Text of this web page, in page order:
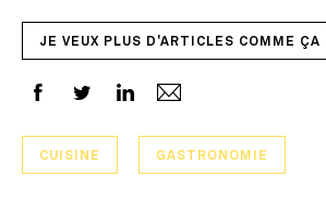
JE VEUX PLUS D'ARTICLES COMME ÇA
CUISINE GASTRONOMIE